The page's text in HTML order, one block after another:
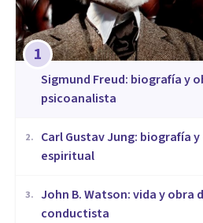
1
Sigmund Freud: biografía y
psicoanalista
2.
​Carl Gustav Jung: biografía
espiritual
3. John B. Watson: vida y obra
conductista